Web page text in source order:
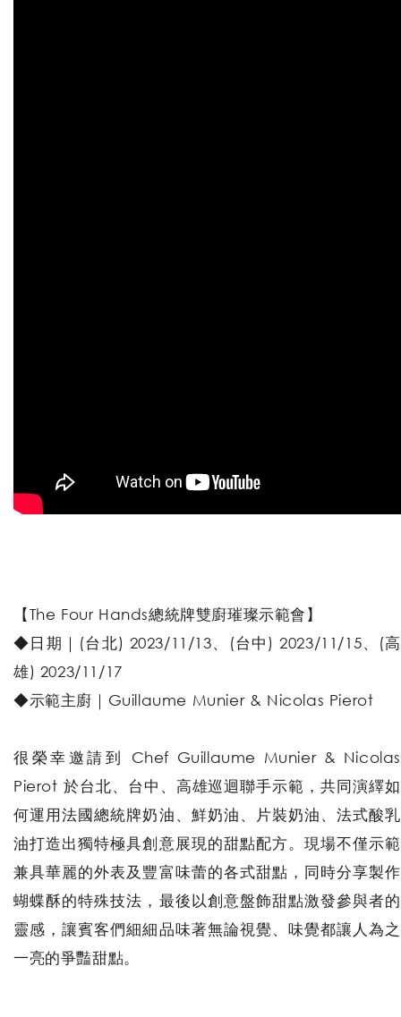
【The Four Hands總統牌雙廚璀璨示範會】
◆日期｜(台北) 2023/11/13、(台中) 2023/11/15、(高
雄) 2023/11/17
◆示範主廚｜Guillaume Munier & Nicolas Pierot
很榮幸邀請到 Chef Guillaume Munier & Nicolas
Pierot 於台北、台中、高雄巡迴聯手示範，共同演繹如
何運用法國總統牌奶油、鮮奶油、片裝奶油、法式酸乳
油打造出獨特極具創意展現的甜點配方。現場不僅示範
兼具華麗的外表及豐富味蕾的各式甜點，同時分享製作
蝴蝶酥的特殊技法，最後以創意盤飾甜點激發參與者的
靈感，讓賓客們細細品味著無論視覺、味覺都讓人為之
一亮的爭豔甜點。